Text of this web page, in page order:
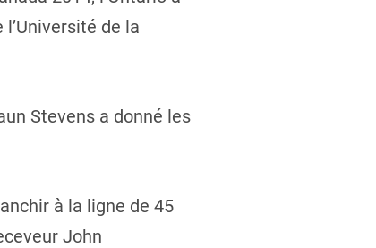
de la
Stevens a donné les
à la ligne de 45
John